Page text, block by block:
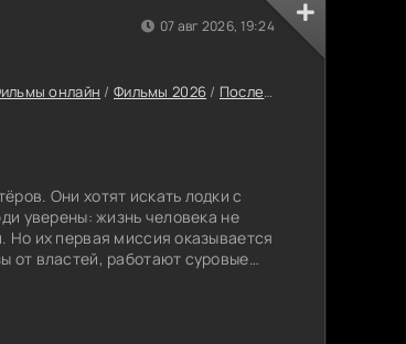
онлайн / Фильмы 2026 / Последние фильмы 2026
Они хотят искать лодки с
уверены: жизнь человека не
Но их первая миссия оказывается
от властей, работают суровые
07 авг 2026, 19:24